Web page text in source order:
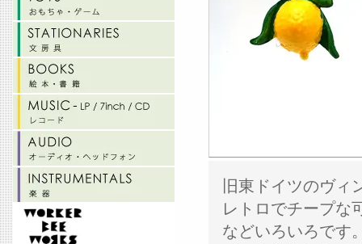
旧東ドイツのヴ
レトロでチープな
などいろいろです